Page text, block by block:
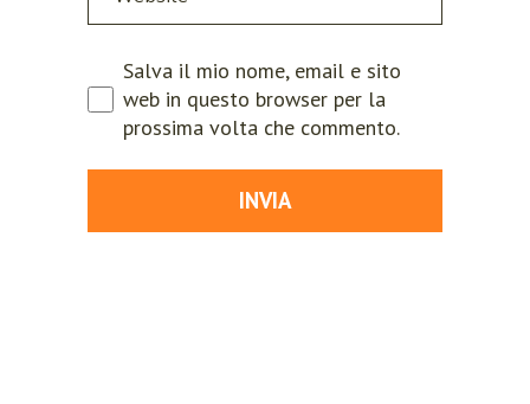
Salva il mio nome, email e sito
web in questo browser per la
prossima volta che commento.
INVIA